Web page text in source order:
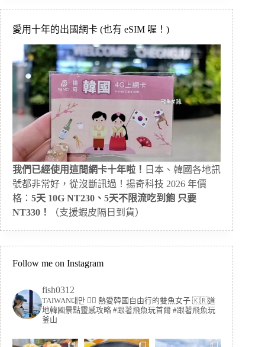
愛用十年的出國網卡 (也有 eSIM 喔！)
我們已經使用這間網卡十年啦！ 日本、韓國各地訊
號都非常好，從沒斷訊過！揚奇科技 2026 年價
格： 5天 10G NT230、5天不限流吃到飽 只要
NT330！
（支援蝦皮隔日到貨）
Follow me on Instagram
fish0312
TAIWAN대만 🏳️‍🌈 熱愛韓國自由行的雙魚女子 🇰🇷道
地韓國景點靈感攻略 #跟著飛魚玩首爾 #跟著飛魚玩
釜山